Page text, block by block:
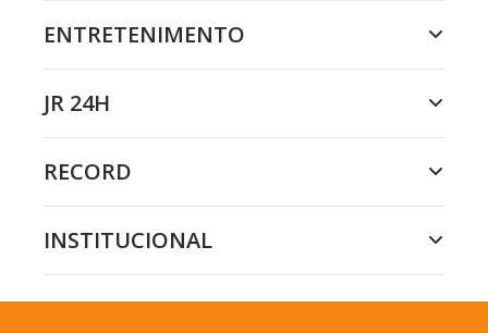
ENTRETENIMENTO
JR 24H
RECORD
INSTITUCIONAL